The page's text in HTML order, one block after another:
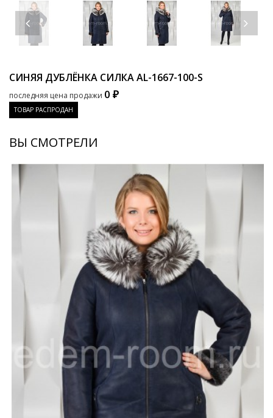
СИНЯЯ ДУБЛЁНКА СИЛКАAL-1667-100-S
последняя цена продажи 0 ₽
ТОВАР РАСПРОДАН
ВЫ СМОТРЕЛИ